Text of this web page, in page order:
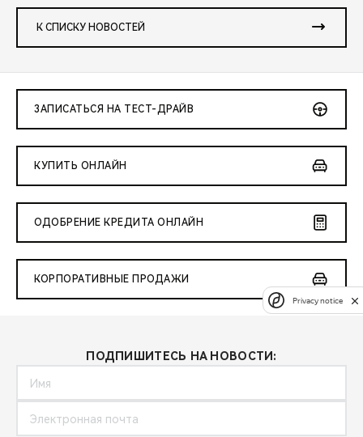
К СПИСКУ НОВОСТЕЙ
ЗАПИСАТЬСЯ НА ТЕСТ-ДРАЙВ
КУПИТЬ ОНЛАЙН
ОДОБРЕНИЕ КРЕДИТА ОНЛАЙН
КОРПОРАТИВНЫЕ ПРОДАЖИ
ПОДПИШИТЕСЬ НА НОВОСТИ:
Privacy notice